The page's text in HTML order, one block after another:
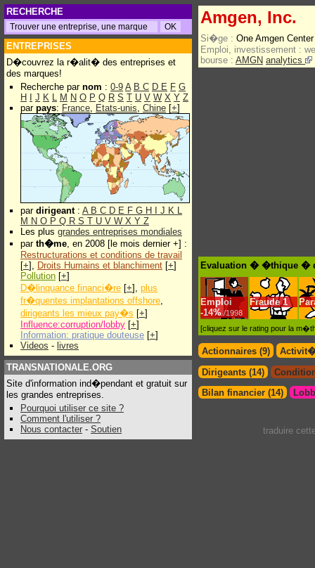
RECHERCHE
ENTREPRISES
D�couvrez la r�alit� des entreprises et
des marques!
Recherche par nom : 0-9 A B C D E F G
H
J K L M N O P Q R S T U V W X Y Z
par pays: France, Etats-unis, Chine [+]
par dirigeant: A B C D E F G H J K L
M N O P Q R S T U V W X Y Z
Les plus grandes entreprises mondiales
par th�me, en 2008 [le mois dernier +] :
Restructurations et conditions de travail
[+], Droits Humains et blanchiment [+]
Pollution [+]
D�linquance financi�re [+], plus
fr�quentes implantations offshore,
dirigeants les mieux pay�s [+]
Influence:corruption/lobby [+]
Information: pratique douteuse [+]
Videos - livres
TRANSNATIONALE.ORG
Site d'information ind�pendant et gratuit sur
les grandes entreprises.
Pourquoi utiliser ce site ?
Comment l'utiliser ?
Nous contacter - Soutien
Amgen, Inc.
Si�ge : One Amgen
Emploi, investissement :
bourse : AMGN analytics
Evaluation � �thique �
Emploi
-14% /1998
Fraude 1
[cliquez sur le rating pour la
Actionnaires (9)
Dirigeants (14)
Bilan financier (14)
traduire